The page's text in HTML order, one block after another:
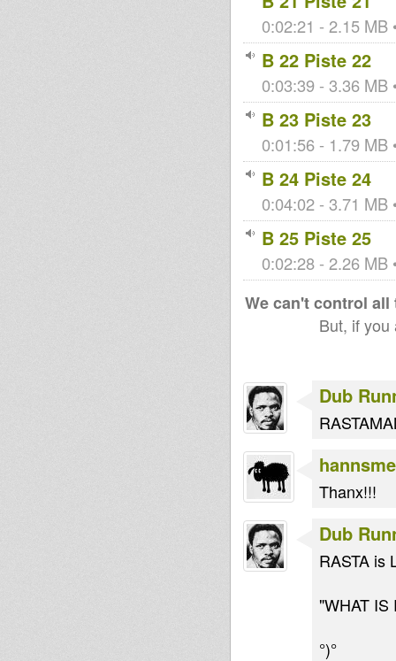
0:02:21 - 2.15 MB
B 22 Piste 22
0:03:39 - 3.36 MB
B 23 Piste 23
0:01:56 - 1.79 MB
B 24 Piste 24
0:04:02 - 3.71 MB
B 25 Piste 25
0:02:28 - 2.26 MB
We can't control
But, if
Dub
Thanx!!!
Dub
RASTA is
"WHAT
°)°